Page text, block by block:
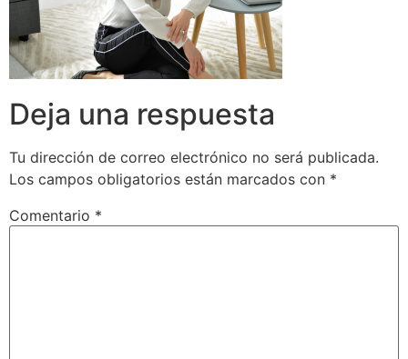
Deja una respuesta
Tu dirección de correo electrónico no será publicada.
Los campos obligatorios están marcados con *
Comentario *